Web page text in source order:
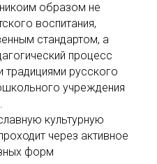
образом не
воспитания,
стандартом, а
процесс
традициями русского
учреждения
культурную
через активное
форм